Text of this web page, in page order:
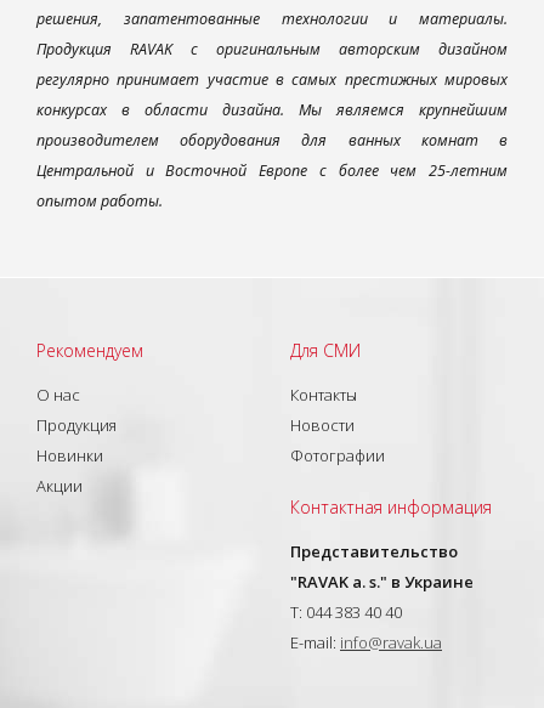
решения, запатентованные технологии и материалы.
Продукция RAVAK с оригинальным авторским дизайном
регулярно принимает участие в самых престижных мировых
конкурсах в области дизайна. Мы являемся крупнейшим
производителем оборудования для ванных комнат в
Центральной и Восточной Европе с более чем 25-летним
опытом работы.
Рекомендуем
О нас
Продукция
Новинки
Акции
Для СМИ
Контакты
Новости
Фотографии
Контактная информация
Представительство
"RAVAK a. s." в Украине
T: 044 383 40 40
E-mail: info@ravak.ua